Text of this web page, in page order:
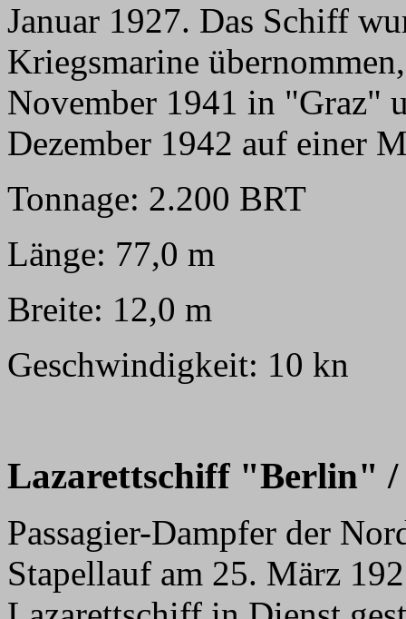
Januar 1927. Das Schiff
Kriegsmarine
November 1941 in "Graz"
Dezember 1942 auf einer
Tonnage: 2.200 BRT
Länge: 77,0 m
Breite: 12,0 m
Geschwindigkeit: 10 kn
Lazarettschiff "Berlin" /
Passagier-Dampfer der
Stapellauf am 25. März